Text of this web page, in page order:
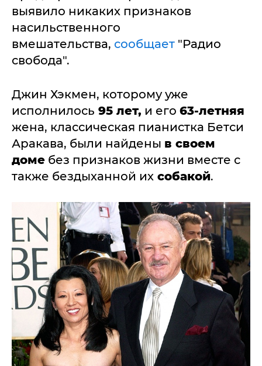
выявило никаких признаков
насильственного
вмешательства, сообщает "Радио
свобода".
Джин Хэкмен, которому уже
исполнилось 95 лет, и его 63-летняя
жена, классическая пианистка Бетси
Аракава, были найдены в своем
доме без признаков жизни вместе с
также бездыханной их собакой.